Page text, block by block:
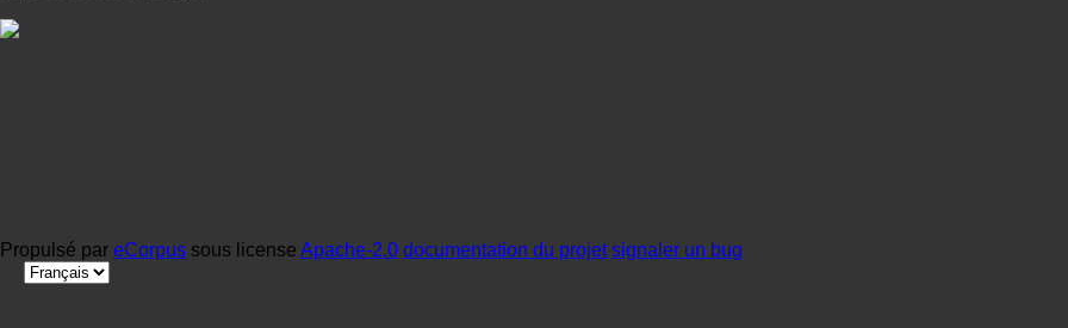
Propulsé par eCorpus sous license Apache-2.0 documentation du projet signaler un bug